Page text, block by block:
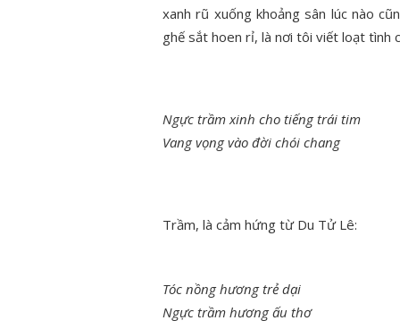
xanh rũ xuống khoảng sân lúc nào
ghế sắt hoen rỉ, là nơi tôi viết loạt tình
Ngực trầm xinh cho tiếng trái tim
Vang vọng vào đời chói chang
Trầm, là cảm hứng từ Du Tử Lê:
Tóc nồng hương trẻ dại
Ngực trầm hương ấu thơ